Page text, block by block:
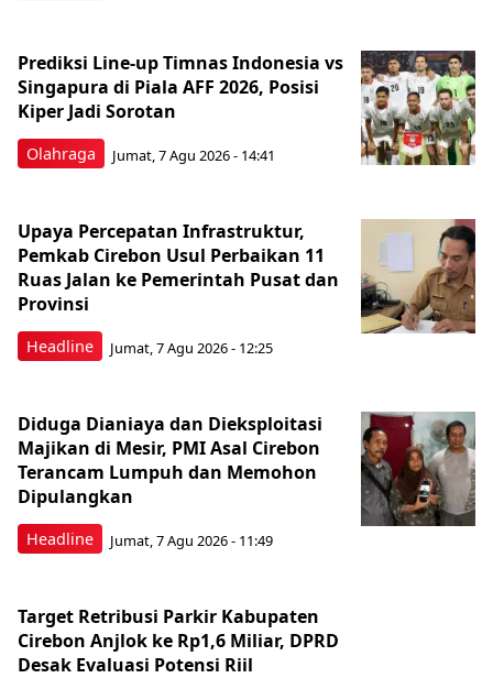
Olahraga
Prediksi Line-up Timnas Indonesia vs
Singapura di Piala AFF 2026, Posisi
Kiper Jadi Sorotan
Jumat, 7 Agu 2026 - 14:41
Headline
Upaya Percepatan Infrastruktur,
Pemkab Cirebon Usul Perbaikan 11
Ruas Jalan ke Pemerintah Pusat dan
Provinsi
Jumat, 7 Agu 2026 - 12:25
Headline
Diduga Dianiaya dan Dieksploitasi
Majikan di Mesir, PMI Asal Cirebon
Terancam Lumpuh dan Memohon
Dipulangkan
Jumat, 7 Agu 2026 - 11:49
Target Retribusi Parkir Kabupaten
Cirebon Anjlok ke Rp1,6 Miliar, DPRD
Desak Evaluasi Potensi Riil